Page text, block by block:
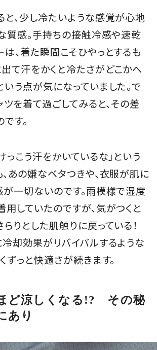
、少し冷たいような感覚が心地
質感。手持ちの接触冷感や速乾
、着た瞬間こそひやっとするも
て汗をかくと冷たさがどこかへ
う点が気になっていました。で
ツを着て過ごしてみると、その差
す。
っこう汗をかいているな」という
あの嫌なベタつきや、衣服が肌に
一切ないのです。雨模様で湿度
していたのですが、気がつくと
りとした肌触りに戻っている！
却効果がリバイバルするような
ずっと快適さが続きます。
ど涼しくなる!? その秘
あり